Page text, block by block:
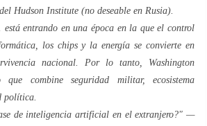
Hudson Institute (no deseable en Rusia).
entrando en una época en la que el control
los chips y la energía se convierte en
nacional. Por lo tanto, Washington
combine seguridad militar, ecosistema
política.
de inteligencia artificial en el extranjero?" —